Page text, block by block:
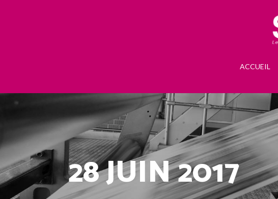
ACCUEIL
28 JUIN 2017